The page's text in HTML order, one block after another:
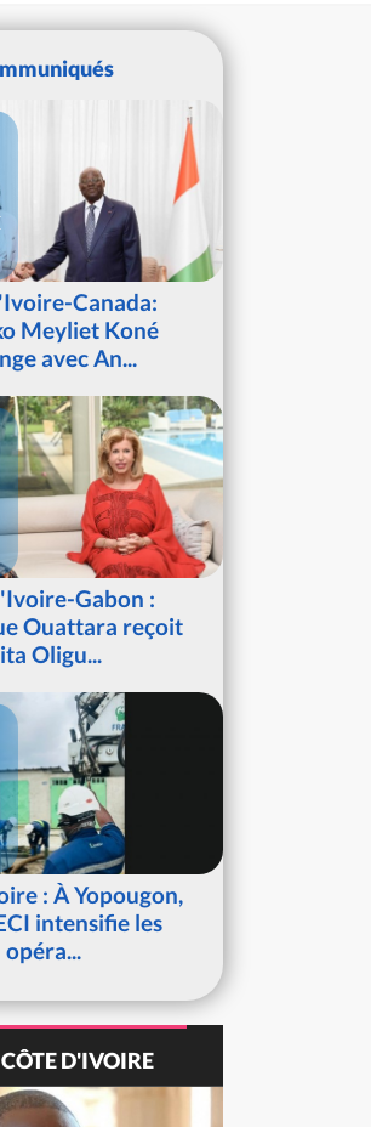
Canada:
Meyliet Koné
avec An...
Gabon :
Ouattara reçoit
Oligu...
: À Yopougon,
intensifie les
opéra...
CÔTE D'IVOIRE